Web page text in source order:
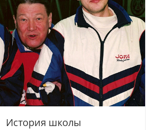
История школы